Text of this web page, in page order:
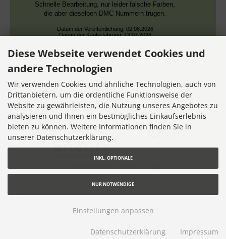
Schnelle Bearbeitung, nur leider falsche Farben,
die aber dieselben DMC Nummern trugen.
Datum der Veröffentlichung: 02.08.2026
Datum der Kauferfahrung: 13.07.2026
7,355 Bewertungen
gibt es bei
Werner Consulting
Diese Webseite verwendet Cookies und
andere Technologien
Wir verwenden Cookies und ähnliche Technologien, auch von
Drittanbietern, um die ordentliche Funktionsweise der
Website zu gewährleisten, die Nutzung unseres Angebotes zu
analysieren und Ihnen ein bestmögliches Einkaufserlebnis
bieten zu können. Weitere Informationen finden Sie in
unserer Datenschutzerklärung.
INKL. OPTIONALE
NUR NOTWENDIGE
Einstellungen anpassen
Datenschutzerklärung Impressum